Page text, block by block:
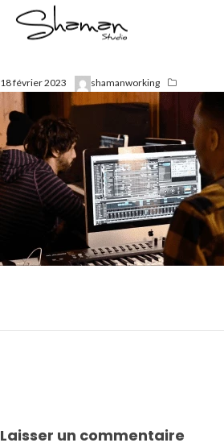
18 février 2023 shamanworking
Laisser un commentaire